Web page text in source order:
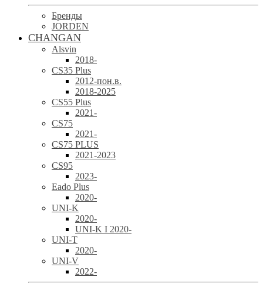
Бренды
JORDEN
CHANGAN
Alsvin
2018-
CS35 Plus
2012-пон.в.
2018-2025
CS55 Plus
2021-
CS75
2021-
CS75 PLUS
2021-2023
CS95
2023-
Eado Plus
2020-
UNI-K
2020-
UNI-K I 2020-
UNI-T
2020-
UNI-V
2022-